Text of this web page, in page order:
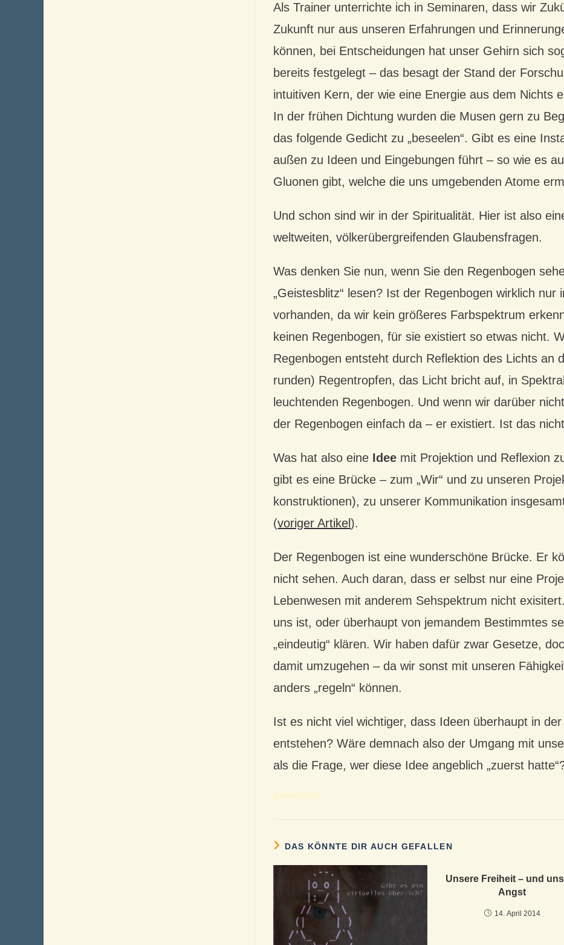
Als Trainer unterrichte ich in Seminaren, dass wir
Zukunft nur aus unseren Erfahrungen und
können, bei Entscheidungen hat unser Gehirn sich
bereits festgelegt – das besagt der Stand der
intuitiven Kern, der wie eine Energie aus dem Nichts
In der frühen Dichtung wurden die Musen gern zu
das folgende Gedicht zu „beseelen“. Gibt es eine
außen zu Ideen und Eingebungen führt – so wie es
Gluonen gibt, welche die uns umgebenden Atome
Und schon sind wir in der Spiritualität. Hier ist also
weltweiten, völkerübergreifenden Glaubensfragen.
Was denken Sie nun, wenn Sie den Regenbogen
„Geistesblitz“ lesen? Ist der Regenbogen wirklich nur
vorhanden, da wir kein größeres Farbspektrum
keinen Regenbogen, für sie existiert so etwas nicht.
Regenbogen entsteht durch Reflektion des Lichts an
runden) Regentropfen, das Licht bricht auf, in
leuchtenden Regenbogen. Und wenn wir darüber
der Regenbogen einfach da – er existiert. Ist das
Was hat also eine Idee mit Projektion und Reflexion
gibt es eine Brücke – zum „Wir“ und zu unseren
konstruktionen), zu unserer Kommunikation
(voriger Artikel).
Der Regenbogen ist eine wunderschöne Brücke. Er
nicht sehen. Auch daran, dass er selbst nur eine
Lebenwesen mit anderem Sehspektrum nicht
uns ist, oder überhaupt von jemandem Bestimmtes
„eindeutig“ klären. Wir haben dafür zwar Gesetze,
damit umzugehen – da wir sonst mit unseren
anders „regeln“ können.
Ist es nicht viel wichtiger, dass Ideen überhaupt in
entstehen? Wäre demnach also der Umgang mit
als die Frage, wer diese Idee angeblich „zuerst
geistesblitz
DAS KÖNNTE DIR AUCH GEFALLEN
Unsere Freiheit – und
Angst
14. April 2014